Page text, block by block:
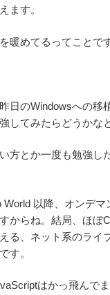
ます。
暖めてるってことで
日のWindowsへの移
してみたらどうかな
方とか一度も勉強し
World 以降、オンデマ
からね。結局、ほぼ
る、ネット系のライ
す。
はかっ飛んでま